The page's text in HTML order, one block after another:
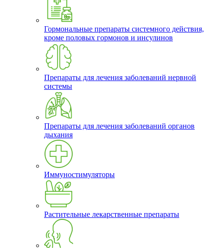
Гормональные препараты системного действия,
кроме половых гормонов и инсулинов
Препараты для лечения заболеваний нервной
системы
Препараты для лечения заболеваний органов
дыхания
Иммуностимуляторы
Растительные лекарственные препараты